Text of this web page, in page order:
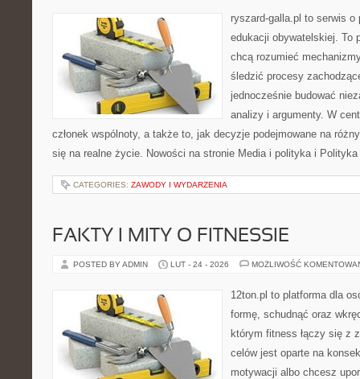
ryszard-galla.pl to serwis
edukacji obywatelskiej. To
chcą rozumieć
śledzić procesy
jednocześnie budować
analizy i argumenty. W
członek wspólnoty, a także to, jak decyzje podejmowane na
się na realne życie. Nowości na stronie Media i polityka i
CATEGORIES: ZAWODY I WYDARZENIA
FAKTY I MITY O FITNESSIE
POSTED BY ADMIN LUT - 24 - 2026 MOŻLIWOŚĆ
12ton.pl to platforma dla
formę, schudnąć oraz
którym fitness łączy się z
celów jest oparte na
motywacji albo chcesz